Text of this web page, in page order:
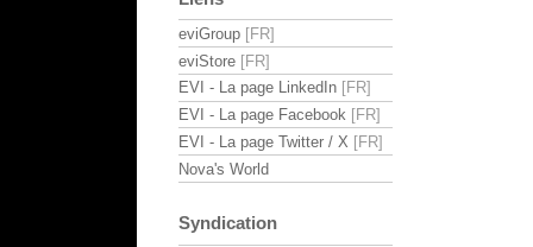
eviGroup
eviStore
EVI - La page LinkedIn
EVI - La page Facebook
EVI - La page Twitter / X
Nova's World
Syndication